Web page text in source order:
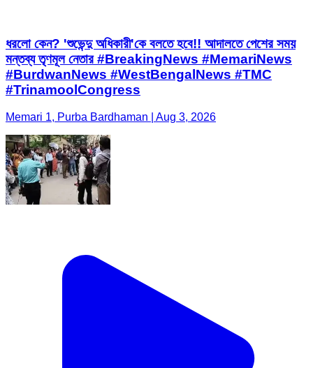
ধরলো কেন? 'শুভেন্দু অধিকারী'কে বলতে হবে!! আদালতে পেশের সময়
মন্তব্য তৃণমূল নেতার #BreakingNews #MemariNews
#BurdwanNews #WestBengalNews #TMC
#TrinamoolCongress
Memari 1, Purba Bardhaman | Aug 3, 2026